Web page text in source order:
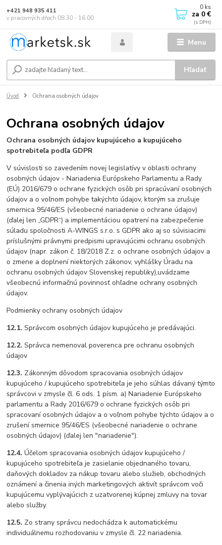
Menu
Hľadať
+421 948 935 411
v pracovných dňoch 08.30 - 16.00
0 ks
za 0 €
Úvod Ochrana osobných údajov
Ochrana osobných údajov
Ochrana osobných údajov kupujúceho a kupujúceho
spotrebiteľa podľa GDPR
V súvislosti so zavedením novej legislatívy v oblasti ochrany
osobných údajov - Nariadenia Európskeho Parlamentu a Rady
(EÚ) 2016/679 o ochrane fyzických osôb pri spracúvaní osobných
údajov a o voľnom pohybe takýchto údajov, ktorým sa zrušuje
smernica 95/46/ES (všeobecné nariadenie o ochrane údajov)
(ďalej len „GDPR“) a implementáciou opatrení na zabezpečenie
súladu spoločnosti A-WINGS s.r.o. s GDPR ako aj so súvisiacimi
príslušnými právnymi predpismi upravujúcimi ochranu osobných
údajov (napr. zákon č. 18/2018 Z.z. o ochrane osobných údajov a
o zmene a doplnení niektorých zákonov, vyhlášky Úradu na
ochranu osobných údajov Slovenskej republiky),uvádzame
všeobecnú informačnú povinnosť ohľadne ochrany osobných
údajov.
Podmienky ochrany osobných údajov
12.1.Správcom osobných údajov kupujúceho je predávajúci.
12.2. Správca nemenoval poverenca pre ochranu osobných
údajov
12.3. Zákonným dôvodom spracovania osobných údajov
kupujúceho / kupujúceho spotrebiteľa je jeho súhlas dávaný týmto
správcovi v zmysle čl. 6 ods. 1 písm. a) Nariadenie Európskeho
parlamentu a Rady 2016/679 o ochrane fyzických osôb pri
spracovaní osobných údajov a o voľnom pohybe týchto údajov a o
zrušení smernice 95/46/ES (všeobecné nariadenie o ochrane
osobných údajov) (ďalej len "nariadenie").
12.4. Účelom spracovania osobných údajov kupujúceho /
kupujúceho spotrebiteľa je zasielanie objednaného tovaru,
daňových dokladov za nákup tovaru alebo služieb, obchodných
oznámení a činenia iných marketingových aktivít správcom voči
kupujúcemu vyplývajúcich z uzatvorenej kúpnej zmluvy na tovar
alebo služby.
12.5. Zo strany správcu nedochádza k automatickému
individuálnemu rozhodovaniu v zmysle čl. 22 nariadenia.